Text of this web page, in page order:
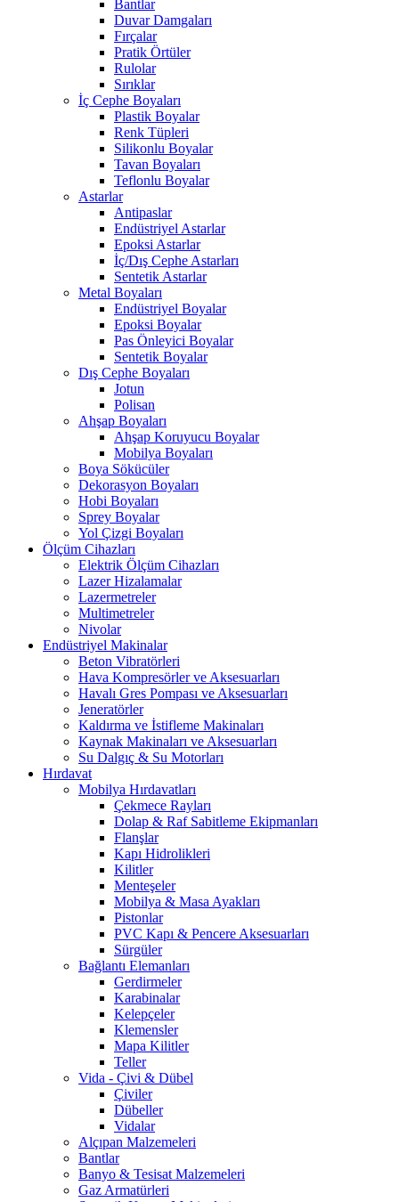
Bantlar
Duvar Damgaları
Fırçalar
Pratik Örtüler
Rulolar
Sırıklar
İç Cephe Boyaları
Plastik Boyalar
Renk Tüpleri
Silikonlu Boyalar
Tavan Boyaları
Teflonlu Boyalar
Astarlar
Antipaslar
Endüstriyel Astarlar
Epoksi Astarlar
İç/Dış Cephe Astarları
Sentetik Astarlar
Metal Boyaları
Endüstriyel Boyalar
Epoksi Boyalar
Pas Önleyici Boyalar
Sentetik Boyalar
Dış Cephe Boyaları
Jotun
Polisan
Ahşap Boyaları
Ahşap Koruyucu Boyalar
Mobilya Boyaları
Boya Sökücüler
Dekorasyon Boyaları
Hobi Boyaları
Sprey Boyalar
Yol Çizgi Boyaları
Ölçüm Cihazları
Elektrik Ölçüm Cihazları
Lazer Hizalamalar
Lazermetreler
Multimetreler
Nivolar
Endüstriyel Makinalar
Beton Vibratörleri
Hava Kompresörler ve Aksesuarları
Havalı Gres Pompası ve Aksesuarları
Jeneratörler
Kaldırma ve İstifleme Makinaları
Kaynak Makinaları ve Aksesuarları
Su Dalgıç & Su Motorları
Hırdavat
Mobilya Hırdavatları
Çekmece Rayları
Dolap & Raf Sabitleme Ekipmanları
Flanşlar
Kapı Hidrolikleri
Kilitler
Menteşeler
Mobilya & Masa Ayakları
Pistonlar
PVC Kapı & Pencere Aksesuarları
Sürgüler
Bağlantı Elemanları
Gerdirmeler
Karabinalar
Kelepçeler
Klemensler
Mapa Kilitler
Teller
Vida - Çivi & Dübel
Çiviler
Dübeller
Vidalar
Alçıpan Malzemeleri
Bantlar
Banyo & Tesisat Malzemeleri
Gaz Armatürleri